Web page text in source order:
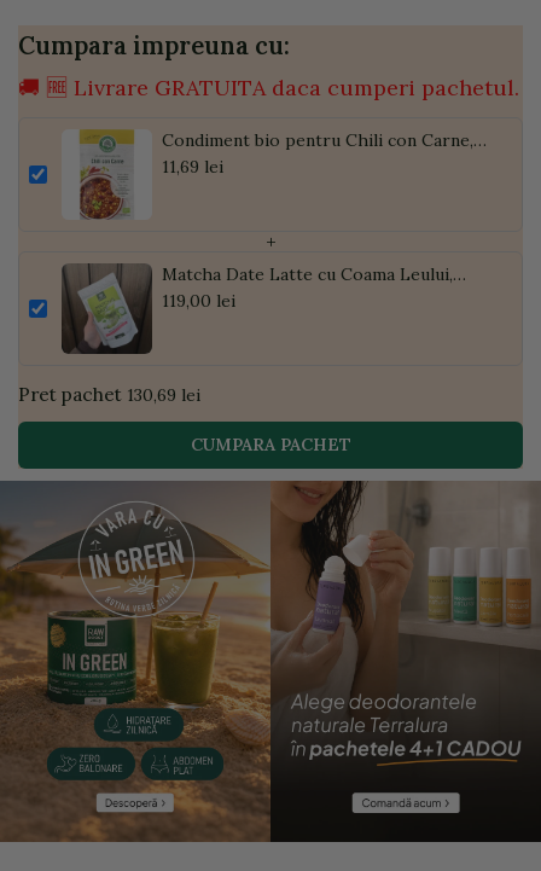
Cumpara impreuna cu:
🚚 🆓 Livrare GRATUITA daca cumperi pachetul.
Condiment bio pentru Chili con Carne,
30g
11,69 lei
+
Matcha Date Latte cu Coama Leului,
Pudră de Curmale și Ghimbir, ECO, 300g
119,00 lei
Pret pachet 130,69 lei
CUMPARA PACHET